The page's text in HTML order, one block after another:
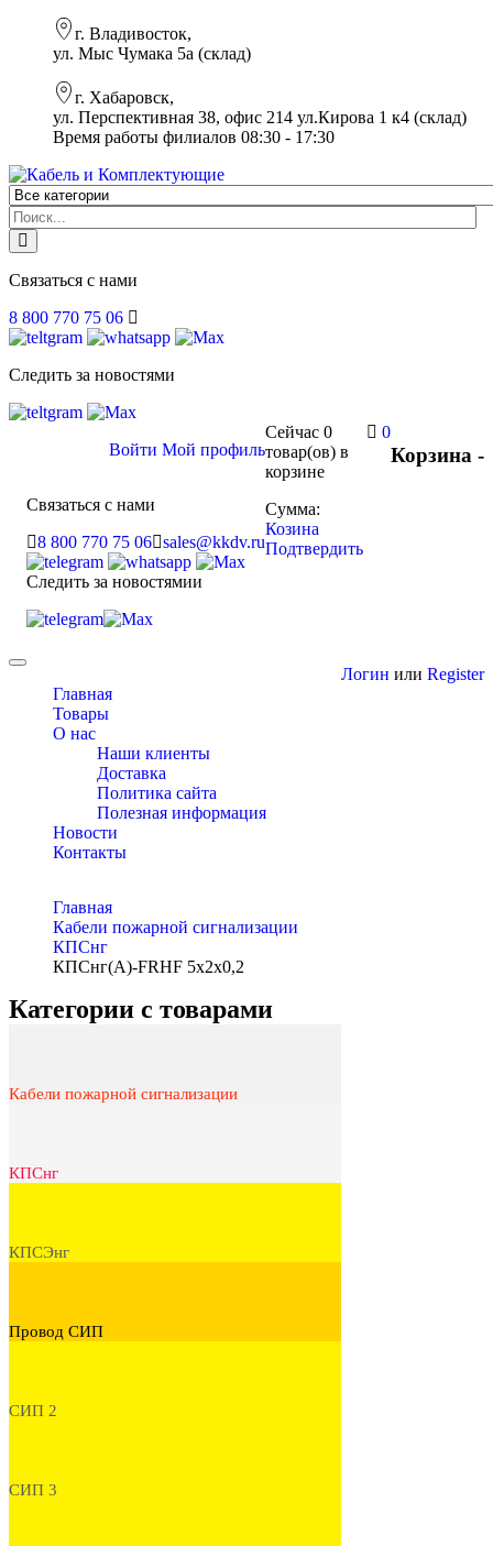
г. Владивосток,
ул. Мыс Чумака 5а (склад)
г. Хабаровск,
ул. Перспективная 38, офис 214 ул.Кирова 1 к4 (склад)
Время работы филиалов 08:30 - 17:30
Связаться с нами
8 800 770 75 06
Следить за новостями
Корзина -
0
Сейчас 0
товар(ов) в
корзине
Сумма:
Козина
Подтвердить
Войти Мой профиль
Связаться с нами
8 800 770 75 06 sales@kkdv.ru
Следить за новостямии
Toggle
navigationГлавная
Товары
О нас
Наши клиенты
Доставка
Политика сайта
Полезная информация
Новости
Контакты
Логин или Register
Главная
Кабели пожарной сигнализации
КПСнг
КПСнг(A)-FRHF 5х2х0,2
Категории с товарами
Кабели пожарной сигнализации
КПСнг
КПСЭнг
Провод СИП
СИП 2
СИП 3